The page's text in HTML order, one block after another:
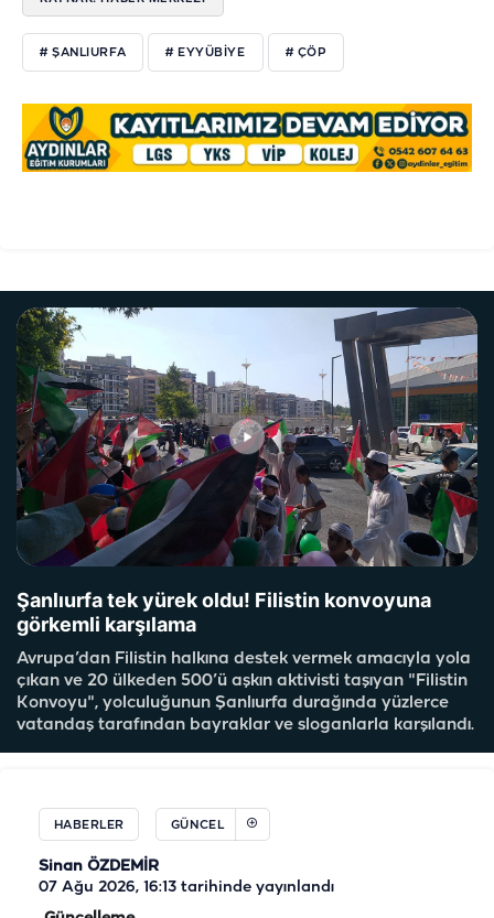
# ŞANLIURFA # EYYÜBİYE # ÇÖP
Şanlıurfa tek yürek oldu! Filistin konvoyuna
görkemli karşılama
Avrupa’dan Filistin halkına destek vermek amacıyla yola
çıkan ve 20 ülkeden 500’ü aşkın aktivisti taşıyan "Filistin
Konvoyu", yolculuğunun Şanlıurfa durağında yüzlerce
vatandaş tarafından bayraklar ve sloganlarla karşılandı.
HABERLER GÜNCEL
Sinan ÖZDEMİR
07 Ağu 2026, 16:13 tarihinde yayınlandı